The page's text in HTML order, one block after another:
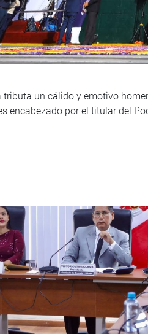
tributa un cálido y emotivo
encabezado por el titular del